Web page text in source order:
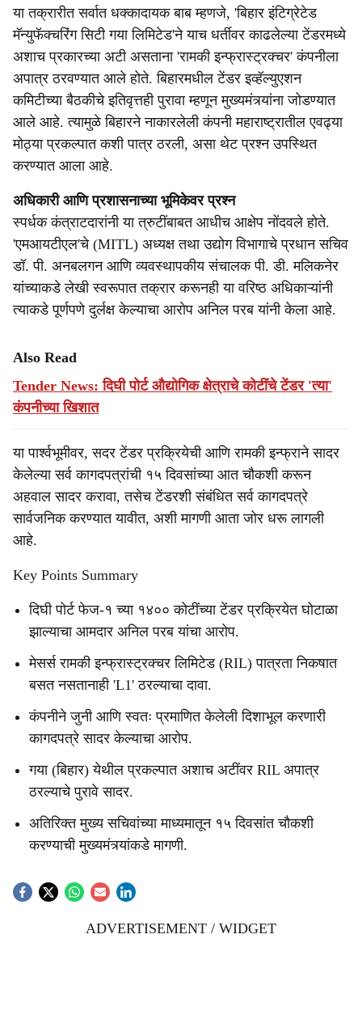
या तक्रारीत सर्वात धक्कादायक बाब म्हणजे, 'बिहार इंटिग्रेटेड
मॅन्युफॅक्चरिंग सिटी गया लिमिटेड'ने याच धर्तीवर काढलेल्या टेंडरमध्ये
अशाच प्रकारच्या अटी असताना 'रामकी इन्फ्रास्ट्रक्चर' कंपनीला
अपात्र ठरवण्यात आले होते. बिहारमधील टेंडर इव्हॅल्युएशन
कमिटीच्या बैठकीचे इतिवृत्तही पुरावा म्हणून मुख्यमंत्र्यांना जोडण्यात
आले आहे. त्यामुळे बिहारने नाकारलेली कंपनी महाराष्ट्रातील एवढ्या
मोठ्या प्रकल्पात कशी पात्र ठरली, असा थेट प्रश्न उपस्थित
करण्यात आला आहे.
अधिकारी आणि प्रशासनाच्या भूमिकेवर प्रश्न
स्पर्धक कंत्राटदारांनी या त्रुटींबाबत आधीच आक्षेप नोंदवले होते.
'एमआयटीएल'चे (MITL) अध्यक्ष तथा उद्योग विभागाचे प्रधान सचिव
डॉ. पी. अनबलगन आणि व्यवस्थापकीय संचालक पी. डी. मलिकनेर
यांच्याकडे लेखी स्वरूपात तक्रार करूनही या वरिष्ठ अधिकाऱ्यांनी
त्याकडे पूर्णपणे दुर्लक्ष केल्याचा आरोप अनिल परब यांनी केला आहे.
Also Read
Tender News: दिघी पोर्ट औद्योगिक क्षेत्राचे कोटींचे टेंडर 'त्या'
कंपनीच्या खिशात
या पार्श्वभूमीवर, सदर टेंडर प्रक्रियेची आणि रामकी इन्फ्राने सादर
केलेल्या सर्व कागदपत्रांची १५ दिवसांच्या आत चौकशी करून
अहवाल सादर करावा, तसेच टेंडरशी संबंधित सर्व कागदपत्रे
सार्वजनिक करण्यात यावीत, अशी मागणी आता जोर धरू लागली
आहे.
Key Points Summary
दिघी पोर्ट फेज-१ च्या १४०० कोटींच्या टेंडर प्रक्रियेत घोटाळा
झाल्याचा आमदार अनिल परब यांचा आरोप.
मेसर्स रामकी इन्फ्रास्ट्रक्चर लिमिटेड (RIL) पात्रता निकषात
बसत नसतानाही 'L1' ठरल्याचा दावा.
कंपनीने जुनी आणि स्वतः प्रमाणित केलेली दिशाभूल करणारी
कागदपत्रे सादर केल्याचा आरोप.
गया (बिहार) येथील प्रकल्पात अशाच अटींवर RIL अपात्र
ठरल्याचे पुरावे सादर.
अतिरिक्त मुख्य सचिवांच्या माध्यमातून १५ दिवसांत चौकशी
करण्याची मुख्यमंत्र्यांकडे मागणी.
ADVERTISEMENT / WIDGET